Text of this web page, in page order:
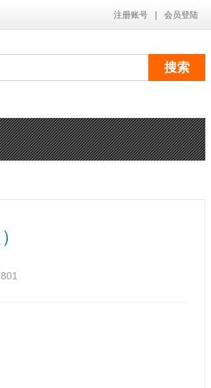
注册账号 会员登陆